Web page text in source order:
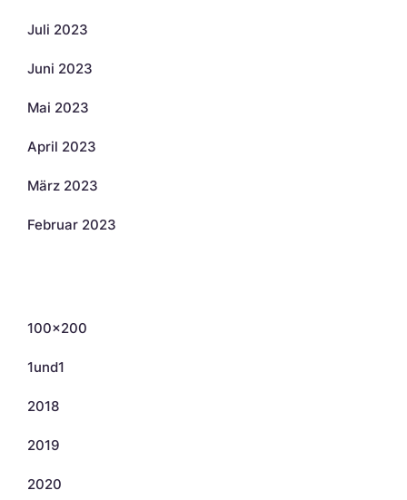
Juli 2023
Juni 2023
Mai 2023
April 2023
März 2023
Februar 2023
100×200
1und1
2018
2019
2020